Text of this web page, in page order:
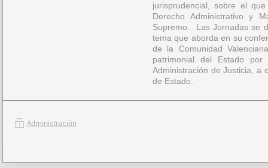
jurisprudencial, sobre el
Derecho Administrativo y
Supremo. Las Jornadas se
tema que aborda en su
de la Comunidad
patrimonial del Estado
Administración de Justicia, a
de Estado.
Administración